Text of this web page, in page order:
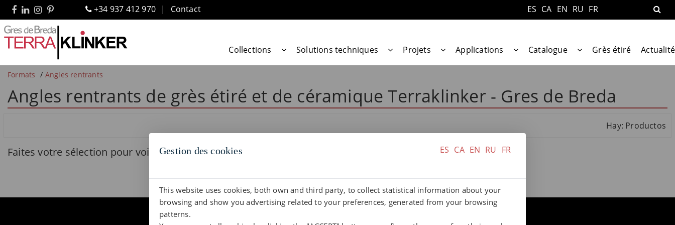
+34 937 412 970 Contact ES CA EN RU FR
Collections Solutions techniques Projets Applications Catalogue Grès étiré Actualité
Formats Angles rentrants
Angles rentrants de grès étiré et de céramique Terraklinker - Gres de Breda
Hay: Productos
Faites votre sélection pour voir les produits
Gestion des cookies ES CA EN RU FR
This website uses cookies, both own and third party, to collect statistical information about your
browsing and show you advertising related to your preferences, generated from your browsing
patterns.